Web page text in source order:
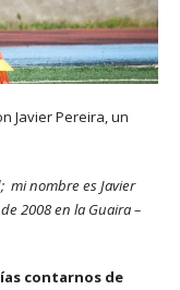
Javier Pereira, un
mi nombre es Javier
2008 en la Guaira –
contarnos de